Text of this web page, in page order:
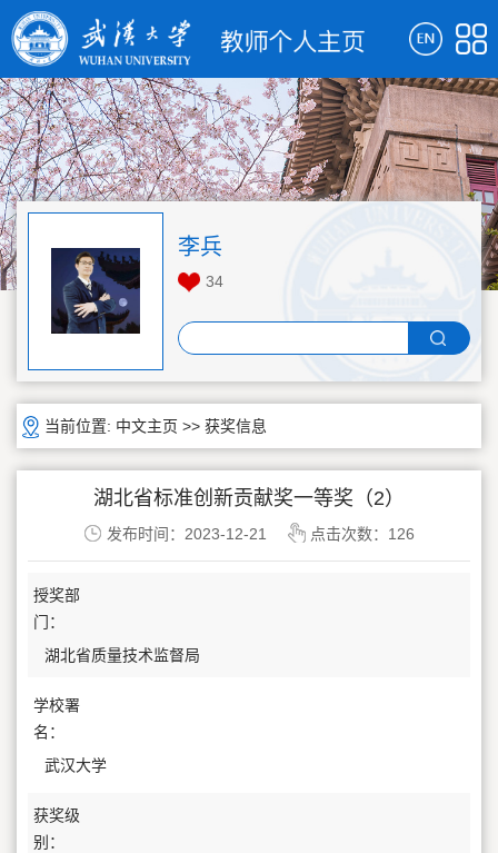
李兵
34
当前位置: 中文主页 >> 获奖信息
湖北省标准创新贡献奖一等奖（2）
发布时间：2023-12-21 点击次数： 126
授奖部
门：
湖北省质量技术监督局
学校署
名：
武汉大学
获奖级
别：